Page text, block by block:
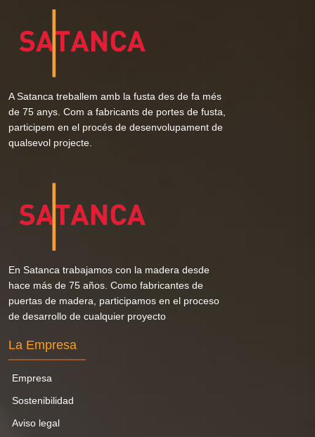
A Satanca treballem amb la fusta des de fa més
de 75 anys. Com a fabricants de portes de fusta,
participem en el procés de desenvolupament de
qualsevol projecte.
En Satanca trabajamos con la madera desde
hace más de 75 años. Como fabricantes de
puertas de madera, participamos en el proceso
de desarrollo de cualquier proyecto
La Empresa
Empresa
Sostenibilidad
Aviso legal